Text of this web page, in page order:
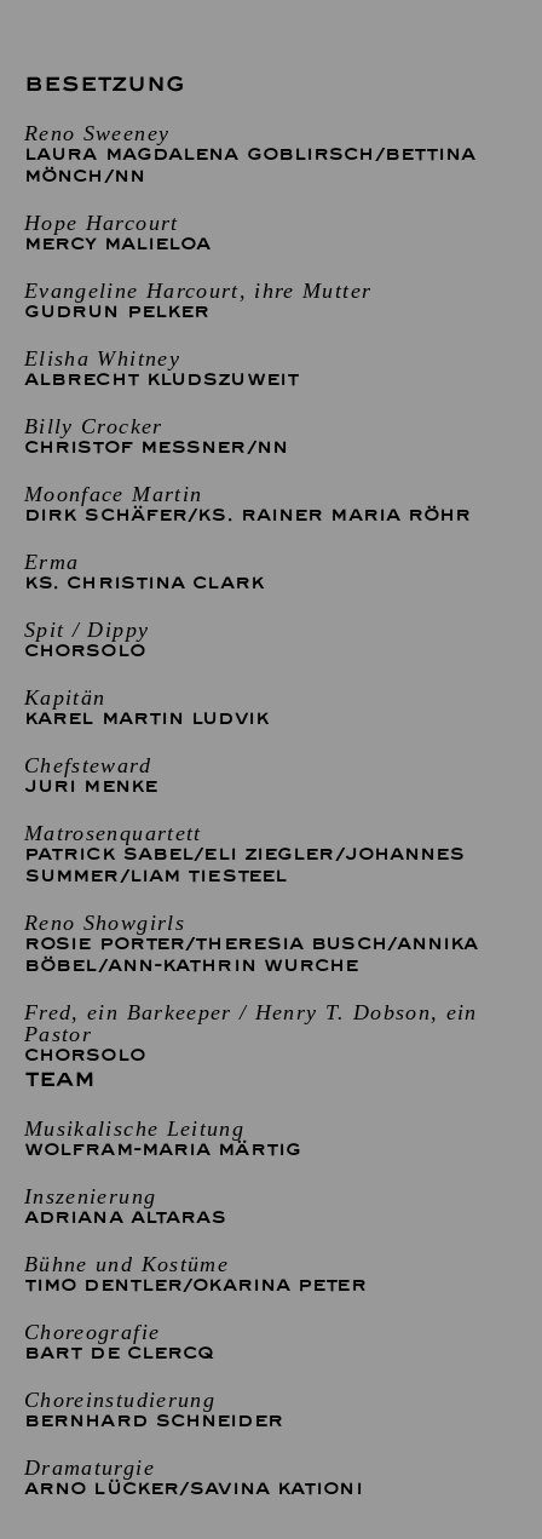
BESETZUNG
Reno Sweeney
LAURA MAGDALENA GOBLIRSCH /BETTINA
MÖNCH /NN
Hope Harcourt
MERCY MALIELOA
Evangeline Harcourt, ihre Mutter
GUDRUN PELKER
Elisha Whitney
ALBRECHT KLUDSZUWEIT
Billy Crocker
CHRISTOF MESSNER/NN
Moonface Martin
DIRK SCHÄFER/KS. RAINER MARIA RÖHR
Erma
KS. CHRISTINA CLARK
Spit / Dippy
CHORSOLO
Kapitän
KAREL MARTIN LUDVIK
Chefsteward
JURI MENKE
Matrosenquartett
PATRICK SABEL/ELI ZIEGLER/JOHANNES
SUMMER/LIAM TIESTEEL
Reno Showgirls
ROSIE PORTER/THERESIA BUSCH/ANNIKA
BÖBEL/ANN-KATHRIN WURCHE
Fred, ein Barkeeper / Henry T. Dobson, ein
Pastor
CHORSOLO
TEAM
Musikalische Leitung
WOLFRAM-MARIA MÄRTIG
Inszenierung
ADRIANA ALTARAS
Bühne und Kostüme
TIMO DENTLER/OKARINA PETER
Choreografie
BART DE CLERCQ
Choreinstudierung
BERNHARD SCHNEIDER
Dramaturgie
ARNO LÜCKER/SAVINA KATIONI